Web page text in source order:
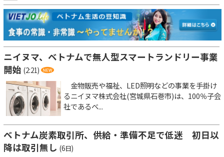
ニイヌマ、ベトナムで無人型スマートランドリー事業
開始 (2:21)
金物販売や福祉、LED照明などの事業を手掛け
るニイヌマ株式会社(宮城県石巻市)は、100％子会
社であるベ...
ベトナム炭素取引所、供給・準備不足で低迷 初日以
降は取引無し (6日)